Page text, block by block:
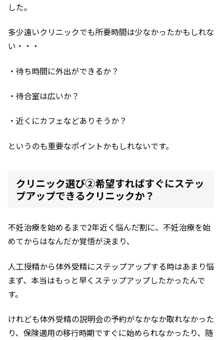
した。
多少遠いクリニックでも所要時間は少なかったかもしれな
い・・・
・待ち時間に外出ができるか？
・待合室は広いか？
・近くにカフェなどありそうか？
というのも重要なポイントかもしれないです。
クリニック選び②希望すればすぐにステッ
プアップできるクリニックか？
不妊治療を始めるまで2年近く悩んだ割に、不妊治療を始
めてからはなんだか覚悟が決まり、
人工授精から体外受精にステップアップする時はあまり悩
まず、本当はもっと早くステップアップしたかったんで
す。
けれども体外受精の説明会の予約がなかなか取れなかった
り、保険適用の移行時期ですぐに始められなかったり、随